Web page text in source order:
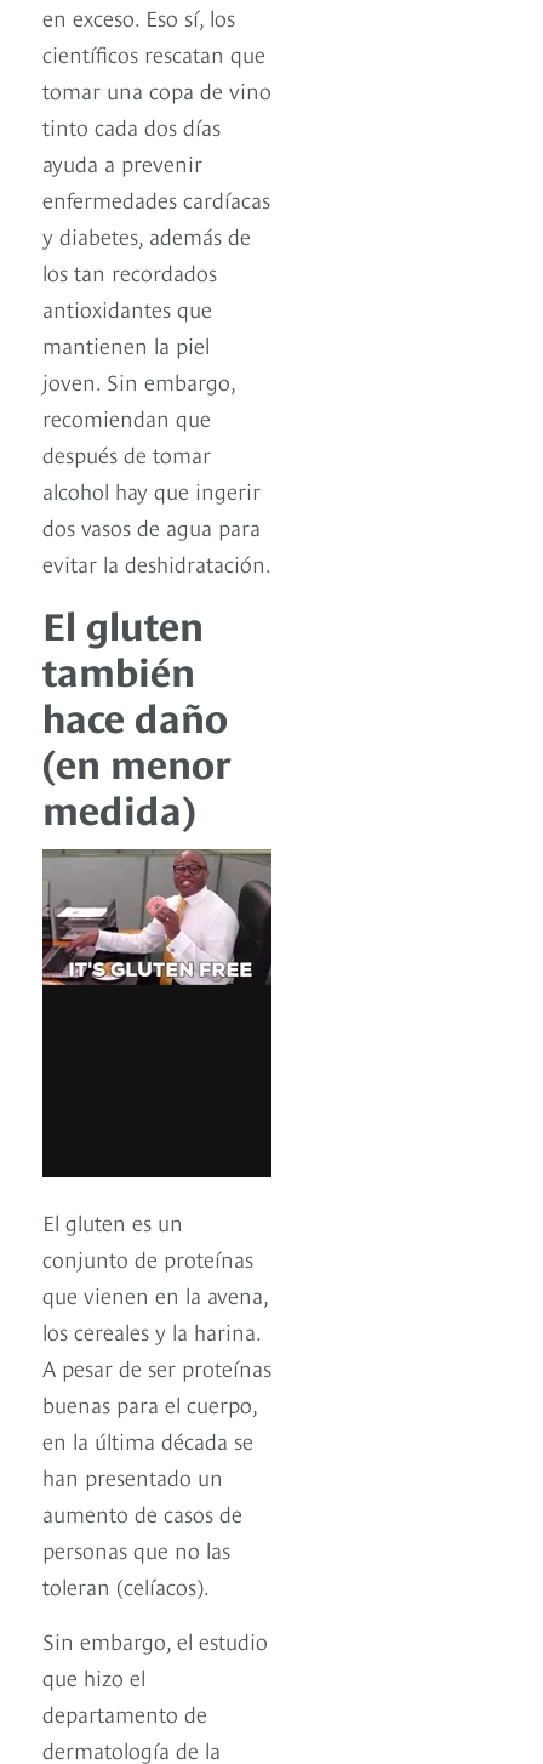
en exceso. Eso sí, los
científicos rescatan que
tomar una copa de vino
tinto cada dos días
ayuda a prevenir
enfermedades cardíacas
y diabetes, además de
los tan recordados
antioxidantes que
mantienen la piel
joven. Sin embargo,
recomiendan que
después de tomar
alcohol hay que ingerir
dos vasos de agua para
evitar la deshidratación.
El gluten
también
hace daño
(en menor
medida)
El gluten es un
conjunto de proteínas
que vienen en la avena,
los cereales y la harina.
A pesar de ser proteínas
buenas para el cuerpo,
en la última década se
han presentado un
aumento de casos de
personas que no las
toleran (celíacos).
Sin embargo, el estudio
que hizo el
departamento de
dermatología de la